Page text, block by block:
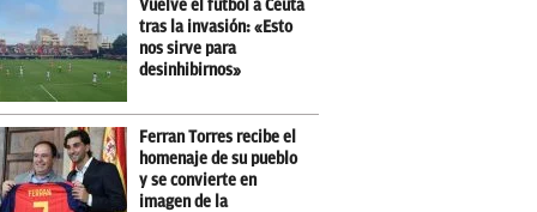
Vuelve el fútbol a Ceuta
tras la invasión: «Esto
nos sirve para
desinhibirnos»
Ferran Torres recibe el
homenaje de su pueblo
y se convierte en
imagen de la